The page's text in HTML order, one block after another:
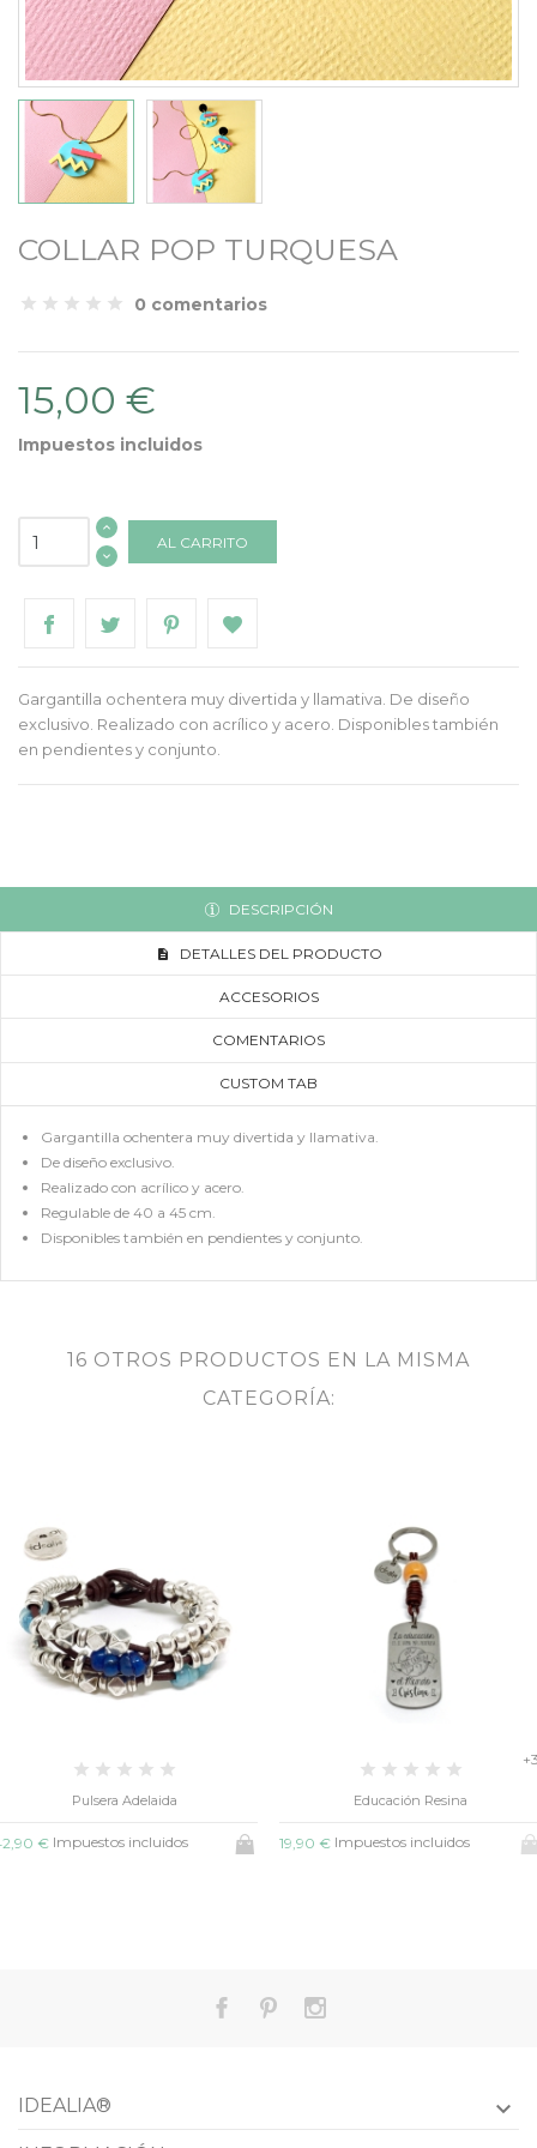
COLLAR POP TURQUESA
0 comentarios
15,00 €
Impuestos incluidos
AL CARRITO
Gargantilla ochentera muy divertida y llamativa. De diseño
exclusivo. Realizado con acrílico y acero. Disponibles también
en pendientes y conjunto.
DESCRIPCIÓN
DETALLES DEL PRODUCTO
ACCESORIOS
COMENTARIOS
CUSTOM TAB
Gargantilla ochentera muy divertida y llamativa.
De diseño exclusivo.
Realizado con acrílico y acero.
Regulable de 40 a 45 cm.
Disponibles también en pendientes y conjunto.
16 OTROS PRODUCTOS EN LA MISMA
CATEGORÍA:
Pulsera Adelaida
€Impuestos incluidos
Educación Resina
19,90 €Impuestos incluidos
IDEALIA® 